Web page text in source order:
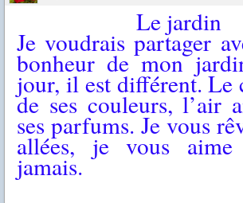
Le jardin
Je voudrais partager
bonheur de mon
jour, il est différent. Le
de ses couleurs, l’air
ses parfums. Je vous
allées, je vous
jamais.